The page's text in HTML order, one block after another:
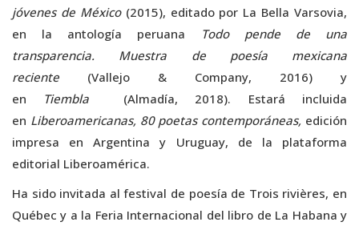
jóvenes de México(2015), editado por La Bella Varsovia,
en la antología peruana
Todo pende de una
transparencia. Muestra de poesía mexicana
reciente (Vallejo & Company, 2016) y
en Tiembla (Almadía, 2018). Estará incluida
en Liberoamericanas, 80 poetas contemporáneas, edición
impresa en Argentina y Uruguay, de la plataforma
editorial Liberoamérica.
Ha sido invitada al festival de poesía de Trois rivières, en
Québec y a la Feria Internacional del libro de La Habana y